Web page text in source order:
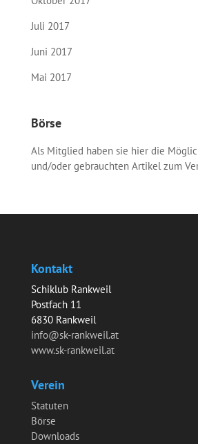
Juli 2017
Juni 2017
Mai 2017
Börse
Als Mitglied haben sie hier die
und/oder gebrauchten Artikel zum
Kontakt
Schiklub Rankweil
Postfach 11
6830 Rankweil
info@sk-rankweil.at
www.sk-rankweil.at
Verein
Statuten
Börse
Downloads